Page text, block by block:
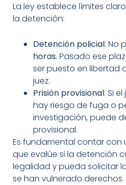
La ley establece límites
la detención:
Detención policial: No
horas. Pasado ese
ser puesto en libertad
juez.
Prisión provisional: Si
hay riesgo de fuga o
investigación, puede
provisional.
Es fundamental contar con
que evalúe si la detención
legalidad y pueda solicitar
se han vulnerado derechos.